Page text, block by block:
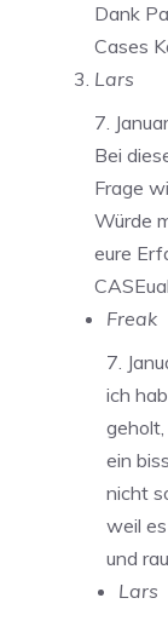
Dank
Cases
Lars
7.
Bei
Frage
Würde
eure
CASEual
Freak
7.
ich
ein
nicht
weil
und
Lars